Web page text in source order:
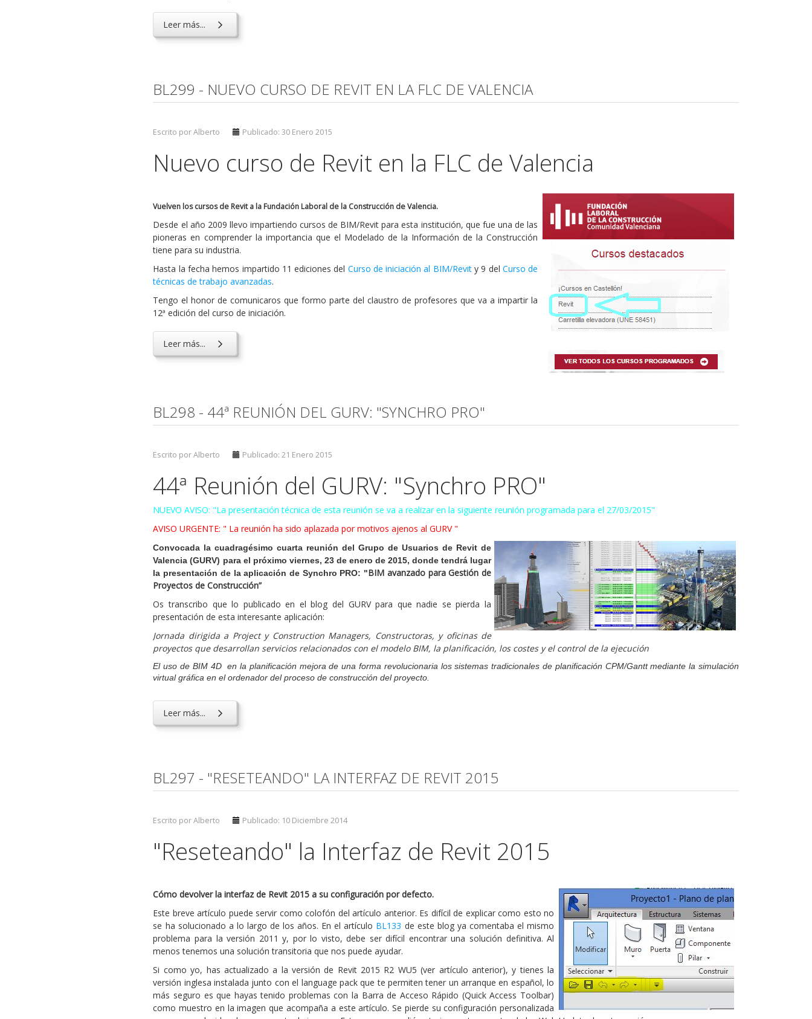
Leer más...
BL299 - NUEVO CURSO DE REVIT EN LA FLC DE VALENCIA
Escrito por Alberto Publicado: 30 Enero 2015
Nuevo curso de Revit en la FLC de Valencia
Vuelven los cursos de Revit a la Fundación Laboral de la Construcción de Valencia.
Desde el año 2009 llevo impartiendo cursos de BIM/Revit para esta institución, que fue una de las
pioneras en comprender la importancia que el Modelado de la Información de la Construcción
tiene para su industria.
Hasta la fecha hemos impartido 11 ediciones del Curso de iniciación al BIM/Revity 9 del Curso de
técnicas de trabajo avanzadas.
Tengo el honor de comunicaros que formo parte del claustro de profesores que va a impartir la
12ª edición del curso de iniciación.
Leer más...
BL298 - 44ª REUNIÓN DEL GURV: "SYNCHRO PRO"
Escrito por Alberto Publicado: 21 Enero 2015
44ª Reunión del GURV: "Synchro PRO"
NUEVO AVISO: "La presentación técnica de esta reunión se va a realizar en la siguiente reunión programada para el 27/03/2015"
AVISO URGENTE: " La reunión ha sido aplazada por motivos ajenos al GURV "
Convocada la cuadragésimo cuarta reunión del Grupo de Usuarios de Revit de
Valencia (GURV) para el próximo viernes, 23 de enero de 2015, donde tendrá lugar
la presentación de la aplicación de Synchro PRO: "BIM avanzado para Gestión de
Proyectos de Construcción”
Os transcribo que lo publicado en el blog del GURV para que nadie se pierda la
presentación de esta interesante aplicación:
Jornada dirigida a Project y Construction Managers, Constructoras, y oficinas de
proyectos que desarrollan servicios relacionados con el modelo BIM, la planificación, los costes y el control de la ejecución
El uso de BIM 4D en la planificación mejora de una forma revolucionaria los sistemas tradicionales de planificación CPM/Gantt mediante la simulación
virtual gráfica en el ordenador del proceso de construcción del proyecto.
Leer más...
BL297 - "RESETEANDO" LA INTERFAZ DE REVIT 2015
Escrito por Alberto Publicado: 10 Diciembre 2014
"Reseteando" la Interfaz de Revit 2015
Cómo devolver la interfaz de Revit 2015 a su configuración por defecto.
Este breve artículo puede servir como colofón del artículo anterior. Es difícil de explicar como esto no
se ha solucionado a lo largo de los años. En el artículo BL133 de este blog ya comentaba el mismo
problema para la versión 2011 y, por lo visto, debe ser difícil encontrar una solución definitiva. Al
menos tenemos una solución transitoria que nos puede ayudar.
Si como yo, has actualizado a la versión de Revit 2015 R2 WU5 (ver artículo anterior), y tienes la
versión inglesa instalada junto con el language pack que te permiten tener un arranque en español, lo
más seguro es que hayas tenido problemas con la Barra de Acceso Rápido (Quick Access Toolbar)
como muestro en la imagen que acompaña a este artículo. Se pierde su configuración personalizada